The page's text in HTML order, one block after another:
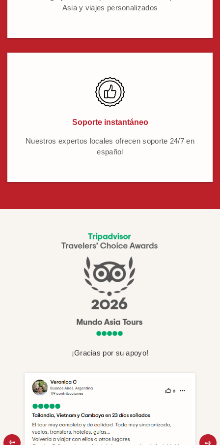
Asia y viajes personalizados
Soporte instantáneo
Nuestros expertos locales ofrecen soporte 24/7 en
español
¡Gracias por su apoyo!